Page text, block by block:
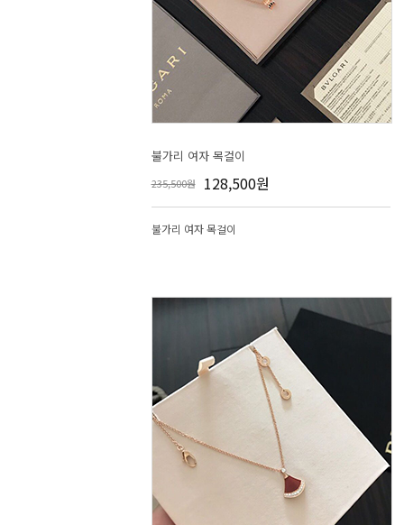
불가리 여자 목걸이
235,500원 128,500원
불가리 여자 목걸이